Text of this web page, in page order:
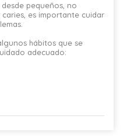
pequeños, no
es importante cuidar
hábitos que se
adecuado: